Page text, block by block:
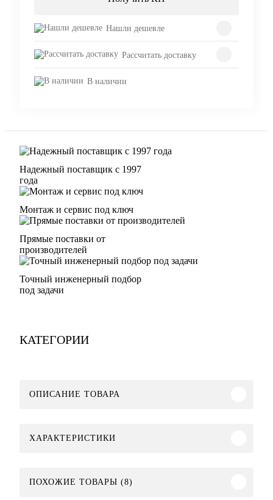
Нашли дешевле
Рассчитать доставку
В наличии
Надежный поставщик с 1997
года
Монтаж и сервис под ключ
Прямые поставки от
производителей
Точный инженерный подбор
под задачи
КАТЕГОРИИ
ОПИСАНИЕ ТОВАРА
ХАРАКТЕРИСТИКИ
ПОХОЖИЕ ТОВАРЫ (8)